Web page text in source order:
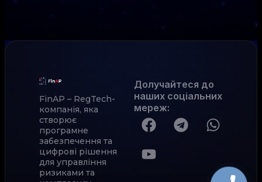
FinAP – RegTech-
компанія, яка
створює
програмне
забезпечення та
цифрові рішення
для управління
ризиками та
Долучайтеся до
наших соціальних
мереж: